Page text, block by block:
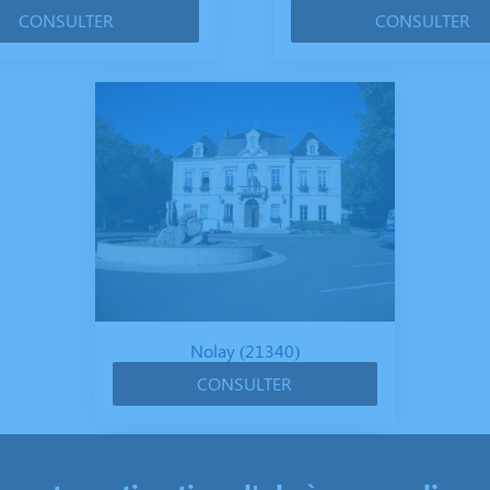
CONSULTER
CONSULTER
Nolay (21340)
CONSULTER